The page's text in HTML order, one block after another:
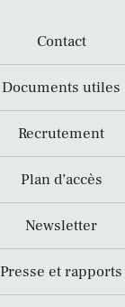
Contact
Documents utiles
Recrutement
Plan d’accès
Newsletter
Presse et rapports